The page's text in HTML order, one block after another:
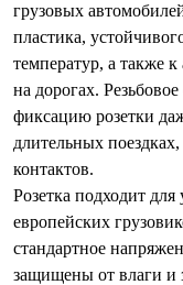
грузовых
пластика,
температур, а также
на дорогах.
фиксацию розетки
длительных
контактов.
Розетка подходит
европейских
стандартное
защищены от влаги и